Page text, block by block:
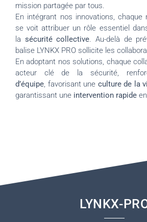
mission partagée par tous.
En intégrant nos innovations, chaque
se voit attribuer un rôle essentiel
la sécurité collective. Au-delà de
balise LYNKX PRO sollicite les
En adoptant nos solutions, chaque
acteur clé de la sécurité,
d’équipe, favorisant une culture de la
garantissant une intervention rapide
LYNKX-